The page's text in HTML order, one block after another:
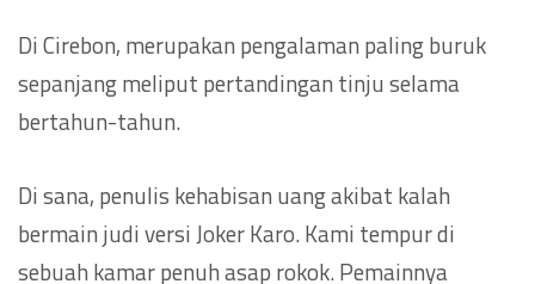
Di Cirebon, merupakan pengalaman paling buruk
sepanjang meliput pertandingan tinju selama
bertahun-tahun.
Di sana, penulis kehabisan uang akibat kalah
bermain judi versi Joker Karo. Kami tempur di
sebuah kamar penuh asap rokok. Pemainnya